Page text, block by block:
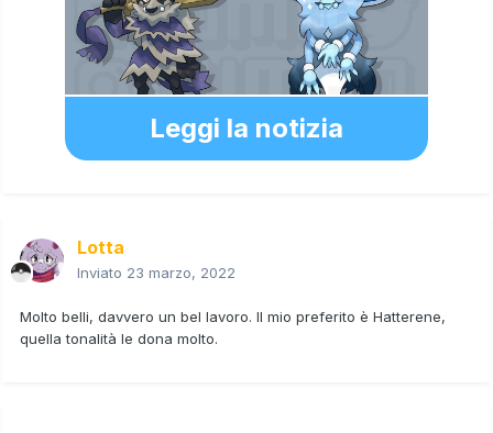
Leggi la notizia
Lotta
Inviato 23 marzo, 2022
Molto belli, davvero un bel lavoro. Il mio preferito è Hatterene,
quella tonalità le dona molto.